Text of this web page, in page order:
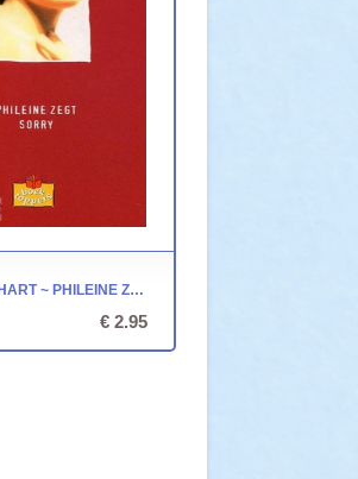
RONALD GIPHART ~ PHILEINE ZEGT SORRY
€ 2.95